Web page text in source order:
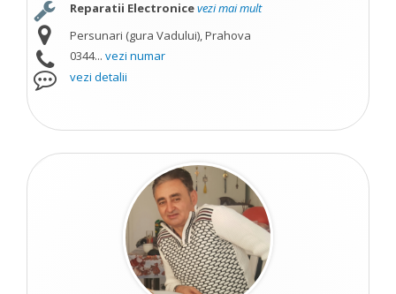
Reparatii Electronicevezi mai mult
Persunari (gura Vadului), Prahova
0344... vezi numar
vezi detalii